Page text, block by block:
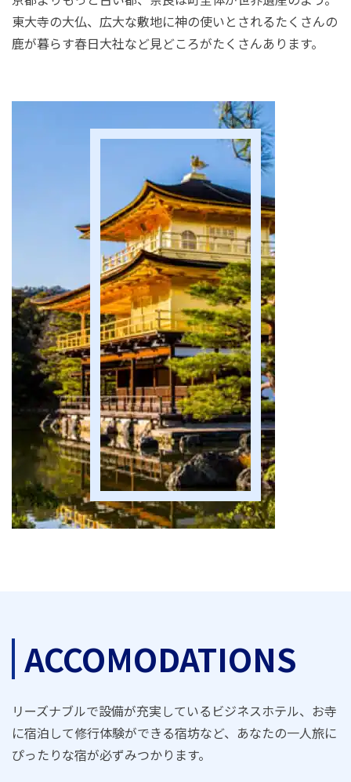
東大寺の大仏、広大な敷地に神の使いとされるたくさんの
鹿が暮らす春日大社など見どころがたくさんあります。
ACCOMODATIONS
リーズナブルで設備が充実しているビジネスホテル、お寺
に宿泊して修行体験ができる宿坊など、あなたの一人旅に
ぴったりな宿が必ずみつかります。